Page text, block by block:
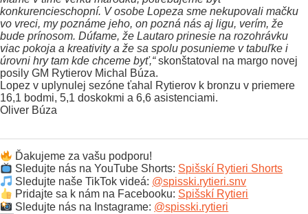
konkurencieschopní. V osobe Lopeza sme nekupovali mačku
vo vreci, my poznáme jeho, on pozná nás aj ligu, verím, že
bude prínosom. Dúfame, že Lautaro prinesie na rozohrávku
viac pokoja a kreativity a že sa spolu posunieme v tabuľke i
úrovni hry tam kde chceme byť,“skonštatoval na margo novej
posily GM Rytierov Michal Búza.
Lopez v uplynulej sezóne ťahal Rytierov k bronzu v priemere
16,1 bodmi, 5,1 doskokmi a 6,6 asistenciami.
Oliver Búza
Ďakujeme za vašu podporu!
Sledujte nás na YouTube Shorts: Spišskí Rytieri Shorts
Sledujte naše TikTok videá: @spisski.rytieri.snv
Pridajte sa k nám na Facebooku: Spišskí Rytieri
Sledujte nás na Instagrame: @spisski.rytieri